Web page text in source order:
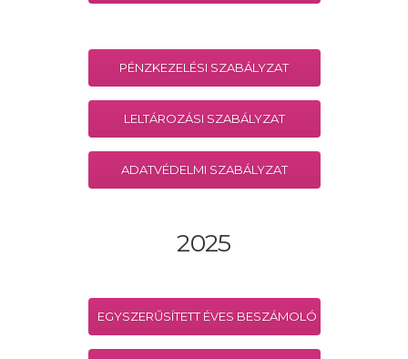
PÉNZKEZELÉSI SZABÁLYZAT
LELTÁROZÁSI SZABÁLYZAT
ADATVÉDELMI SZABÁLYZAT
2025
EGYSZERŰSÍTETT ÉVES BESZÁMOLÓ